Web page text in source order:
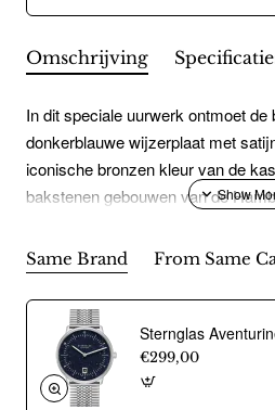
Omschrijving
In dit speciale uurwerk ontmoet
donkerblauwe wijzerplaat met
iconische bronzen kleur van de
bakstenen gebouwen van de
van de afgelopen eeuwen.
Same Brand From Same
€299,00